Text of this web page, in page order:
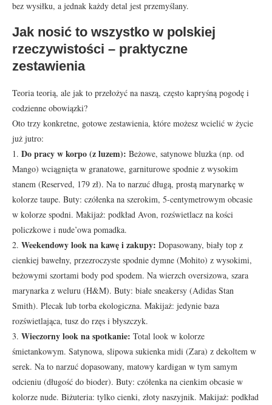
bez wysiłku, a jednak każdy detal jest przemyślany.
Jak nosić to wszystko w polskiej
rzeczywistości – praktyczne
zestawienia
Teoria teorią, ale jak to przełożyć na naszą, często kapryśną pogodę i
codzienne obowiązki?
Oto trzy konkretne, gotowe zestawienia, które możesz wcielić w życie
już jutro:
1. Do pracy w korpo (z luzem): Beżowe, satynowe bluzka (np. od
Mango) wciągnięta w granatowe, garniturowe spodnie z wysokim
stanem (Reserved, 179 zł). Na to narzuć długą, prostą marynarkę w
kolorze taupe. Buty: czółenka na szerokim, 5-centymetrowym obcasie
w kolorze spodni. Makijaż: podkład Avon, rozświetlacz na kości
policzkowe i nude’owa pomadka.
2. Weekendowy look na kawę i zakupy: Dopasowany, biały top z
cienkiej bawełny, przezroczyste spodnie dymne (Mohito) z wysokimi,
beżowymi szortami body pod spodem. Na wierzch oversizowa, szara
marynarka z weluru (H&M). Buty: białe sneakersy (Adidas Stan
Smith). Plecak lub torba ekologiczna. Makijaż: jedynie baza
rozświetlająca, tusz do rzęs i błyszczyk.
3. Wieczorny look na spotkanie: Total look w kolorze
śmietankowym. Satynowa, slipowa sukienka midi (Zara) z dekoltem w
serek. Na to narzuć dopasowany, matowy kardigan w tym samym
odcieniu (długość do bioder). Buty: czółenka na cienkim obcasie w
kolorze nude. Biżuteria: tylko cienki, złoty naszyjnik. Makijaż: podkład